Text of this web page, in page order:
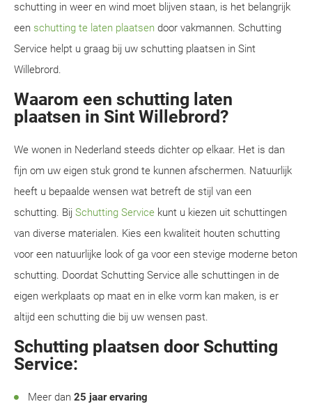
schutting in weer en wind moet blijven staan, is het belangrijk
een schutting te laten plaatsen door vakmannen. Schutting
Service helpt u graag bij uw schutting plaatsen in Sint
Willebrord.
Waarom een schutting laten
plaatsen in Sint Willebrord?
We wonen in Nederland steeds dichter op elkaar. Het is dan
fijn om uw eigen stuk grond te kunnen afschermen. Natuurlijk
heeft u bepaalde wensen wat betreft de stijl van een
schutting. Bij Schutting Service kunt u kiezen uit schuttingen
van diverse materialen. Kies een kwaliteit houten schutting
voor een natuurlijke look of ga voor een stevige moderne beton
schutting. Doordat Schutting Service alle schuttingen in de
eigen werkplaats op maat en in elke vorm kan maken, is er
altijd een schutting die bij uw wensen past.
Schutting plaatsen door Schutting
Service:
Meer dan 25 jaar ervaring